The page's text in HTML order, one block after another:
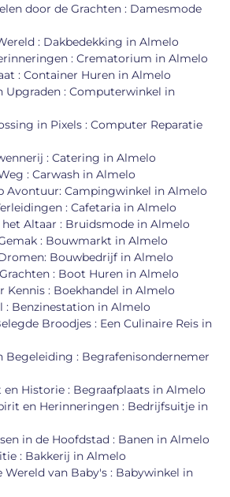
door de Grachten : Damesmode
: Dakbedekking in Almelo
: Crematorium in Almelo
: Container Huren in Almelo
Upgraden : Computerwinkel in
in Pixels : Computer Reparatie
: Catering in Almelo
: Carwash in Almelo
Avontuur: Campingwinkel in Almelo
: Cafetaria in Almelo
het Altaar : Bruidsmode in Almelo
: Bouwmarkt in Almelo
Bouwbedrijf in Almelo
: Boot Huren in Almelo
Kennis : Boekhandel in Almelo
: Benzinestation in Almelo
Broodjes : Een Culinaire Reis in
Begeleiding : Begrafenisondernemer
en Historie : Begraafplaats in Almelo
en Herinneringen : Bedrijfsuitje in
in de Hoofdstad : Banen in Almelo
: Bakkerij in Almelo
Wereld van Baby's : Babywinkel in